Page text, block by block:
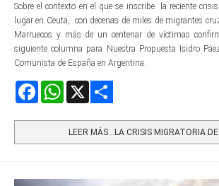
Sobre el contexto en el que se inscribe la reciente
lugar en Ceuta, con decenas de miles de migrantes
Marruecos y más de un centenar de víctimas
siguiente columna para Nuestra Propuesta Isidro
Comunista de España en Argentina.
FacebookWhatsApp
LEER MÁS…LA CRISIS MIGRATORIA